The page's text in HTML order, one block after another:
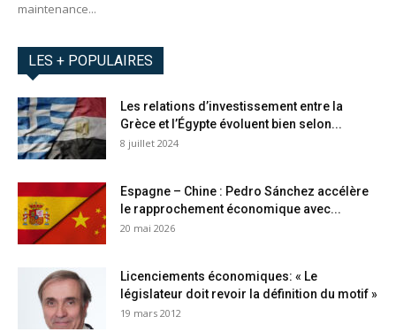
maintenance...
LES + POPULAIRES
Les relations d’investissement entre la
Grèce et l’Égypte évoluent bien selon...
8 juillet 2024
Espagne – Chine : Pedro Sánchez accélère
le rapprochement économique avec...
20 mai 2026
Licenciements économiques: « Le
législateur doit revoir la définition du motif »
19 mars 2012